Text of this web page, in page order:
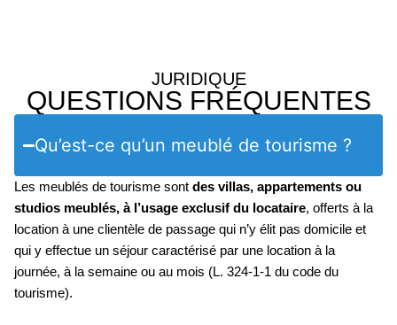
JURIDIQUE
QUESTIONS FRÉQUENTES
Qu’est-ce qu’un meublé de tourisme ?
Les meublés de tourisme sont des villas, appartements ou
studios meublés, à l’usage exclusif du locataire, offerts à la
location à une clientèle de passage qui n’y élit pas domicile et
qui y effectue un séjour caractérisé par une location à la
journée, à la semaine ou au mois (L. 324-1-1 du code du
tourisme).